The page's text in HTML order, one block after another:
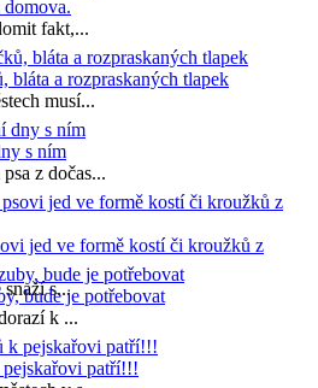
domova.
fakt,...
bláta a rozpraskaných tlapek
musí...
s ním
z dočas...
jed ve formě kostí či kroužků z
s...
bude je potřebovat
k ...
patří!!!